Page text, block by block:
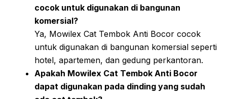
cocok untuk digunakan di bangunan
komersial?
Ya, Mowilex Cat Tembok Anti Bocor cocok
untuk digunakan di bangunan komersial seperti
hotel, apartemen, dan gedung perkantoran.
Apakah Mowilex Cat Tembok Anti Bocor
dapat digunakan pada dinding yang sudah